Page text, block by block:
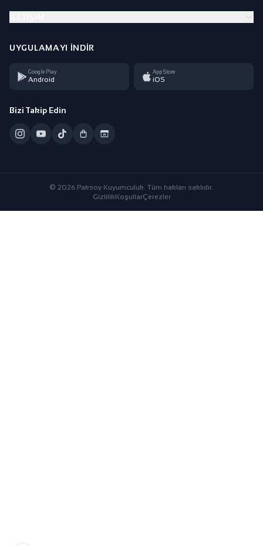
UYGULAMAYI İNDIR
Google Play
Android
App Store
iOS
Bizi Takip Edin
© 2026 Paksoy Kuyumculuk. Tüm hakları saklıdır.
GizlilikKoşullarÇerezler